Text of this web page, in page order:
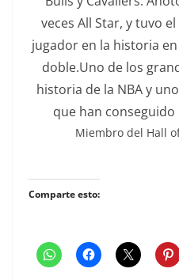
veces All Star, y tuvo
jugador en la historia
doble.Uno de los
historia de la NBA y
que han conseguido
Miembro del Hall
Comparte esto: